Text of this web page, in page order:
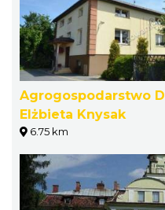
Agrogospodarstwo
Elżbieta Knysak
6.75 km